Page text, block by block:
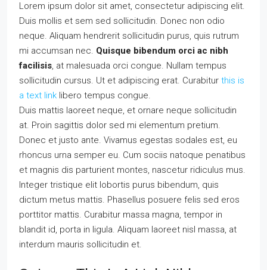
Lorem ipsum dolor sit amet, consectetur adipiscing elit.
Duis mollis et sem sed sollicitudin. Donec non odio
neque. Aliquam hendrerit sollicitudin purus, quis rutrum
mi accumsan nec. Quisque bibendum orci ac nibh
facilisis, at malesuada orci congue. Nullam tempus
sollicitudin cursus. Ut et adipiscing erat. Curabitur this is
a text link libero tempus congue.
Duis mattis laoreet neque, et ornare neque sollicitudin
at. Proin sagittis dolor sed mi elementum pretium.
Donec et justo ante. Vivamus egestas sodales est, eu
rhoncus urna semper eu. Cum sociis natoque penatibus
et magnis dis parturient montes, nascetur ridiculus mus.
Integer tristique elit lobortis purus bibendum, quis
dictum metus mattis. Phasellus posuere felis sed eros
porttitor mattis. Curabitur massa magna, tempor in
blandit id, porta in ligula. Aliquam laoreet nisl massa, at
interdum mauris sollicitudin et.